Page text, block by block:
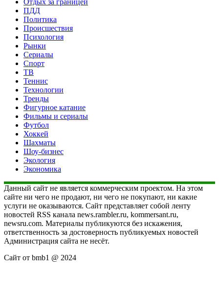
ПДД
Политика
Происшествия
Психология
Рынки
Сериалы
Спорт
ТВ
Теннис
Технологии
Тренды
Фигурное катание
Фильмы и сериалы
Футбол
Хоккей
Шахматы
Шоу-бизнес
Экология
Экономика
Данный сайт не является коммерческим проектом. На этом
сайте ни чего не продают, ни чего не покупают, ни какие
услуги не оказываются. Сайт представляет собой ленту
новостей RSS канала news.rambler.ru, kommersant.ru,
newsru.com. Материалы публикуются без искажения,
ответственность за достоверность публикуемых новостей
Администрация сайта не несёт.
Сайт от bmb1 @ 2024